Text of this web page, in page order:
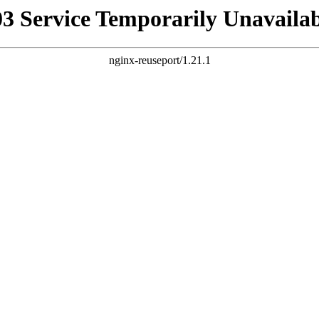
Service Temporarily
nginx-reuseport/1.21.1